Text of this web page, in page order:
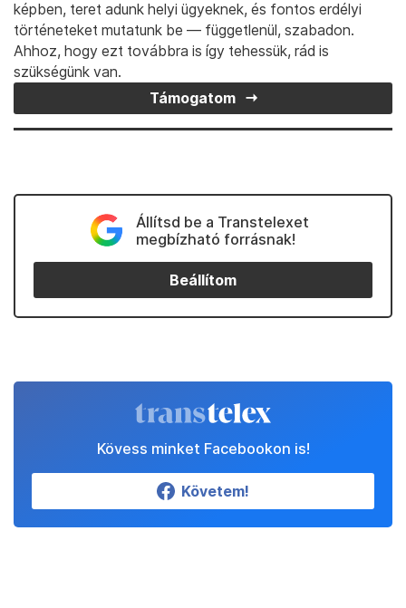
képben, teret adunk helyi ügyeknek, és fontos erdélyi
történeteket mutatunk be — függetlenül, szabadon.
Ahhoz, hogy ezt továbbra is így tehessük, rád is
szükségünk van.
Támogatom
Állítsd be a Transtelexet
megbízható forrásnak!
Beállítom
Kövess minket Facebookon is!
Követem!